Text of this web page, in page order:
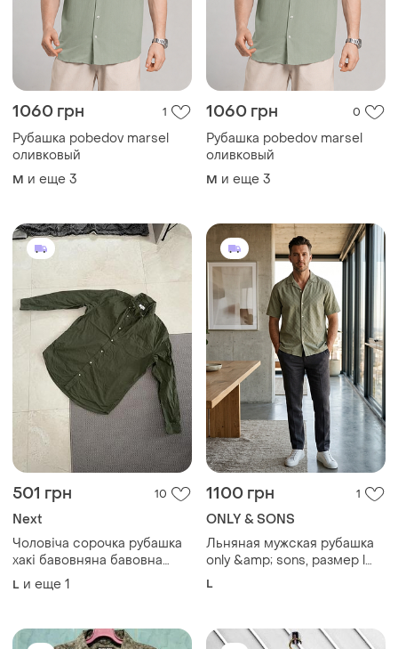
1060 грн 1
Рубашка pobedov marsel
оливковый
M и еще 3
1060 грн 0
Рубашка pobedov marsel
оливковый
M и еще 3
501 грн 10
Next
Чоловіча сорочка рубашка
хакі бавовняна бавовна
хлопковая хлопок
натуральная мужская
L и еще 1
1100 грн 1
ONLY & SONS
Льняная мужская рубашка
only &amp; sons, размер l
(relaxed)
L